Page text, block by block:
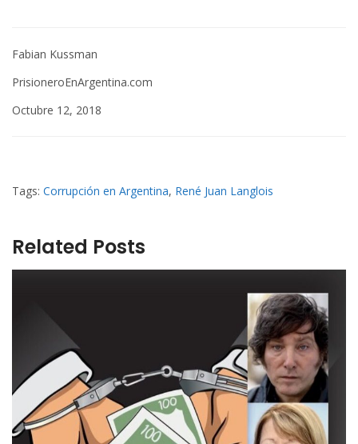
Fabian Kussman
PrisioneroEnArgentina.com
Octubre 12, 2018
Tags: Corrupción en Argentina, René Juan Langlois
Related Posts